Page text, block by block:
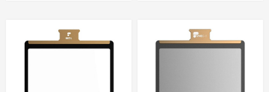
СВЕТ